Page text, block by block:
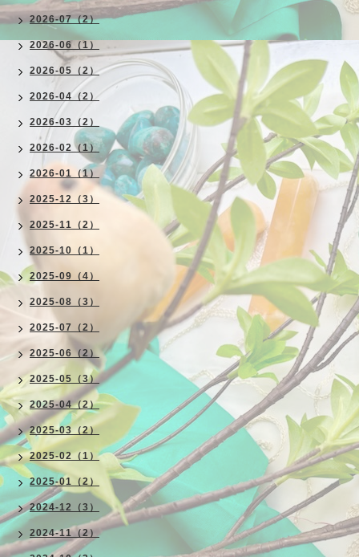
2026-07（2）
2026-06（1）
2026-05（2）
2026-04（2）
2026-03（2）
2026-02（1）
2026-01（1）
2025-12（3）
2025-11（2）
2025-10（1）
2025-09（4）
2025-08（3）
2025-07（2）
2025-06（2）
2025-05（3）
2025-04（2）
2025-03（2）
2025-02（1）
2025-01（2）
2024-12（3）
2024-11（2）